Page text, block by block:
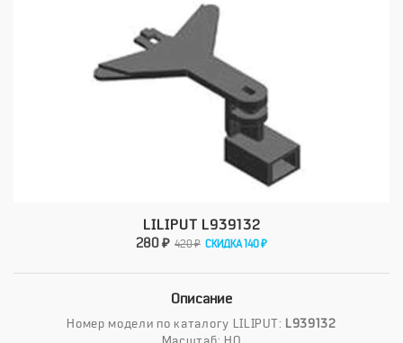
LILIPUT L939132
280 ₽ 420 ₽ СКИДКА 140 ₽
Описание
Номер модели по каталогу LILIPUT: L939132
Масштаб: HO